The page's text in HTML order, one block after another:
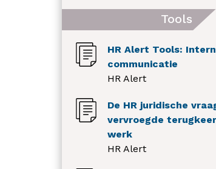
Tools
HR Alert Tools:
communicatie
HR Alert
De HR juridische
vervroegde
werk
HR Alert